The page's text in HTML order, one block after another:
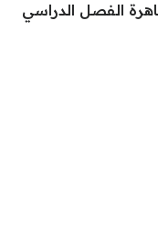
الفصل الدراسي